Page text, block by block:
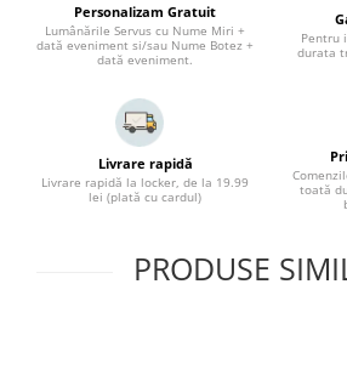
Personalizam Gratuit
Lumânările Servus cu Nume Miri +
dată eveniment si/sau Nume Botez +
dată eveniment.
Pentru
durata
Livrare rapidă
Livrare rapidă la locker, de la 19.99
lei (plată cu cardul)
toată
PRODUSE